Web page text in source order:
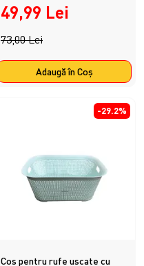
49,99 Lei
73,00 Lei
Adaugă în Coş
-29.2%
Cos pentru rufe uscate cu